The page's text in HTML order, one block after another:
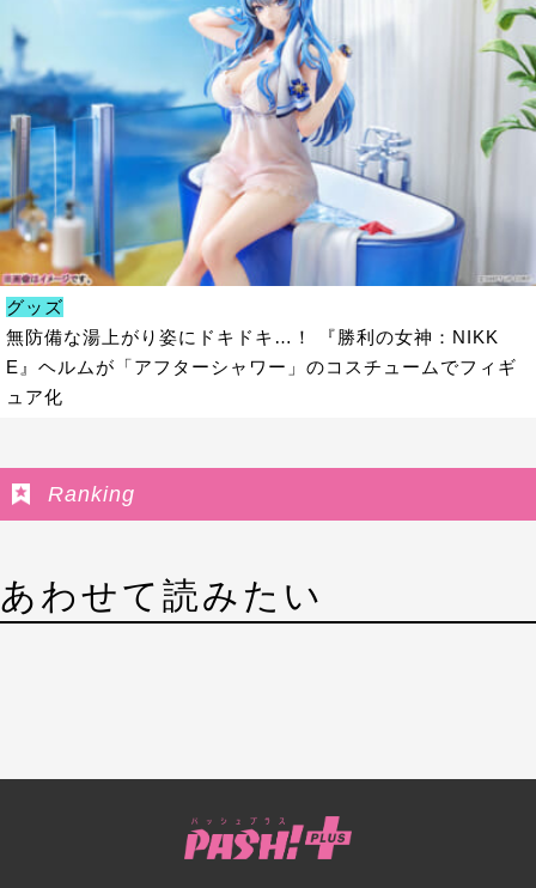
グッズ
無防備な湯上がり姿にドキドキ…！ 『勝利の女神：NIKK
E』ヘルムが「アフターシャワー」のコスチュームでフィギ
ュア化
Ranking
あわせて読みたい